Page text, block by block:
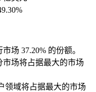
场 37.20% 的份额。
市场将占据最大的市场
领域将占据最大的市场